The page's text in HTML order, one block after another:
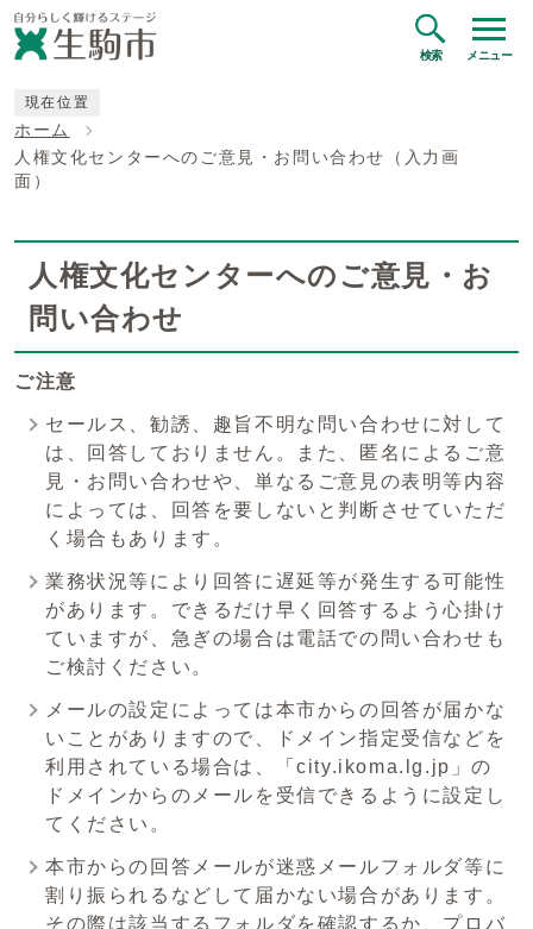
検索 メニュー
現在位置
ホーム
人権文化センターへのご意見・お問い合わせ（入力画
面）
人権文化センターへのご意見・お
問い合わせ
ご注意
セールス、勧誘、趣旨不明な問い合わせに対して
は、回答しておりません。また、匿名によるご意
見・お問い合わせや、単なるご意見の表明等内容
によっては、回答を要しないと判断させていただ
く場合もあります。
業務状況等により回答に遅延等が発生する可能性
があります。できるだけ早く回答するよう心掛け
ていますが、急ぎの場合は電話での問い合わせも
ご検討ください。
メールの設定によっては本市からの回答が届かな
いことがありますので、ドメイン指定受信などを
利用されている場合は、「city.ikoma.lg.jp」の
ドメインからのメールを受信できるように設定し
てください。
本市からの回答メールが迷惑メールフォルダ等に
割り振られるなどして届かない場合があります。
その際は該当するフォルダを確認するか、プロバ